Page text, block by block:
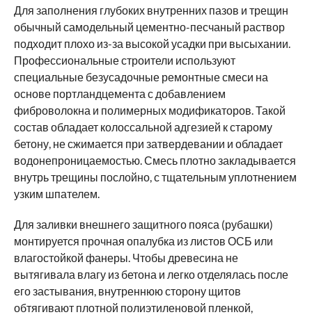
Для заполнения глубоких внутренних пазов и трещин
обычный самодельный цементно-песчаный раствор
подходит плохо из-за высокой усадки при высыхании.
Профессиональные строители используют
специальные безусадочные ремонтные смеси на
основе портландцемента с добавлением
фиброволокна и полимерных модификаторов. Такой
состав обладает колоссальной адгезией к старому
бетону, не сжимается при затвердевании и обладает
водонепроницаемостью. Смесь плотно закладывается
внутрь трещины послойно, с тщательным уплотнением
узким шпателем.
Для заливки внешнего защитного пояса (рубашки)
монтируется прочная опалубка из листов ОСБ или
влагостойкой фанеры. Чтобы древесина не
вытягивала влагу из бетона и легко отделялась после
его застывания, внутреннюю сторону щитов
обтягивают плотной полиэтиленовой пленкой,